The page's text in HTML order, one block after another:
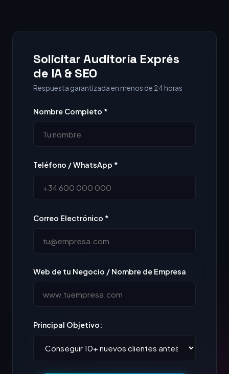
Solicitar Auditoría Exprés
de IA & SEO
Respuesta garantizada en menos de 24 horas
Nombre Completo *
Teléfono / WhatsApp *
Correo Electrónico *
Web de tu Negocio / Nombre de Empresa
Principal Objetivo: